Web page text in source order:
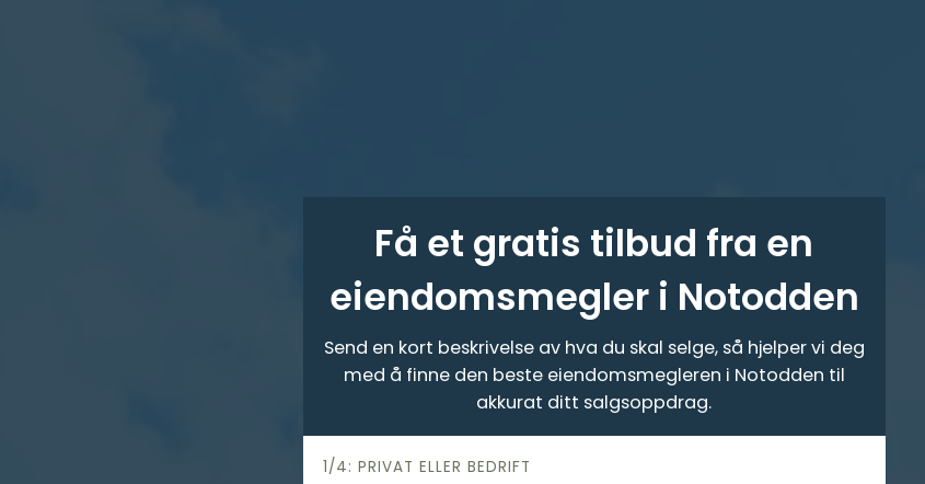
Få et gratis tilbud fra en
eiendomsmegler i Notodden
Send en kort beskrivelse av hva du skal selge, så hjelper vi deg
med å finne den beste eiendomsmegleren i Notodden til
akkurat ditt salgsoppdrag.
h
1/4: PRIVAT ELLER BEDRIFT